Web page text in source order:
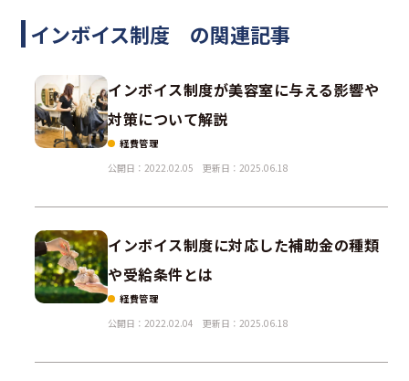
インボイス制度 の関連記事
インボイス制度が美容室に与える影響や
対策について解説
経費管理
公開日：2022.02.05
更新日：2025.06.18
インボイス制度に対応した補助金の種類
や受給条件とは
経費管理
公開日：2022.02.04
更新日：2025.06.18